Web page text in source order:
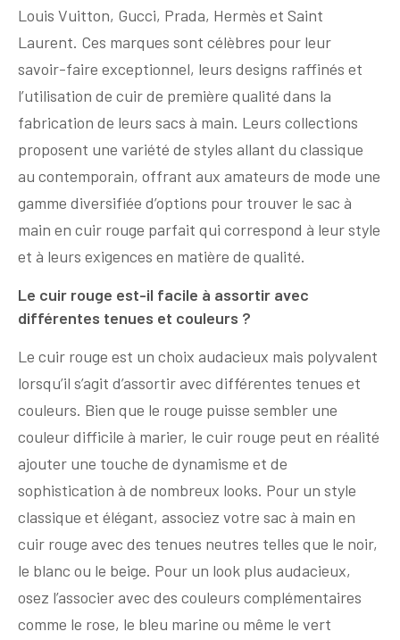
Louis Vuitton, Gucci, Prada, Hermès et Saint
Laurent. Ces marques sont célèbres pour leur
savoir-faire exceptionnel, leurs designs raffinés et
l’utilisation de cuir de première qualité dans la
fabrication de leurs sacs à main. Leurs collections
proposent une variété de styles allant du classique
au contemporain, offrant aux amateurs de mode une
gamme diversifiée d’options pour trouver le sac à
main en cuir rouge parfait qui correspond à leur style
et à leurs exigences en matière de qualité.
Le cuir rouge est-il facile à assortir avec
différentes tenues et couleurs ?
Le cuir rouge est un choix audacieux mais polyvalent
lorsqu’il s’agit d’assortir avec différentes tenues et
couleurs. Bien que le rouge puisse sembler une
couleur difficile à marier, le cuir rouge peut en réalité
ajouter une touche de dynamisme et de
sophistication à de nombreux looks. Pour un style
classique et élégant, associez votre sac à main en
cuir rouge avec des tenues neutres telles que le noir,
le blanc ou le beige. Pour un look plus audacieux,
osez l’associer avec des couleurs complémentaires
comme le rose, le bleu marine ou même le vert